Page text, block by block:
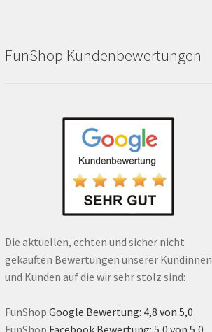
FunShop Kundenbewertungen
Die aktuellen, echten und sicher nicht
gekauften Bewertungen unserer Kundinnen
und Kunden auf die wir sehr stolz sind:
FunShop Google Bewertung: 4,8 von 5,0
FunShop Facebook Bewertung: 5,0 von 5,0